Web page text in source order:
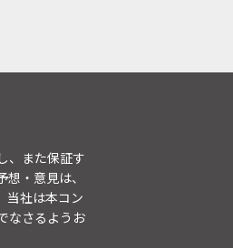
、また保証す
・意見は、
当社は本コン
なさるようお